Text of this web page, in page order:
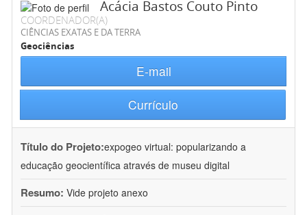
Acácia Bastos Couto Pinto
COORDENADOR(A)
CIÊNCIAS EXATAS E DA TERRA
Geociências
E-mail
Currículo
Título do Projeto:expogeo virtual: popularizando a
educação geocientífica através de museu digital
Resumo: Vide projeto anexo